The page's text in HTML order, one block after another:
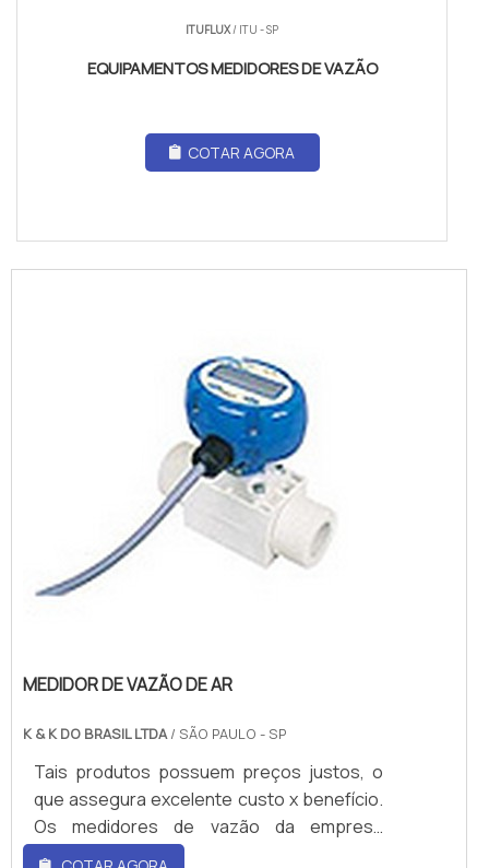
ITUFLUX/ ITU - SP
EQUIPAMENTOS MEDIDORES DE VAZÃO
COTAR AGORA
MEDIDOR DE VAZÃO DE AR
K & K DO BRASIL LTDA/ SÃO PAULO - SP
Tais produtos possuem preços justos, o
que assegura excelente custo x benefício.
Os medidores de vazão da empresa
atendem aos segmentos: Petróleo e